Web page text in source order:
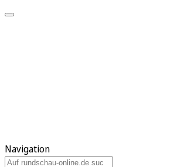
Navigation